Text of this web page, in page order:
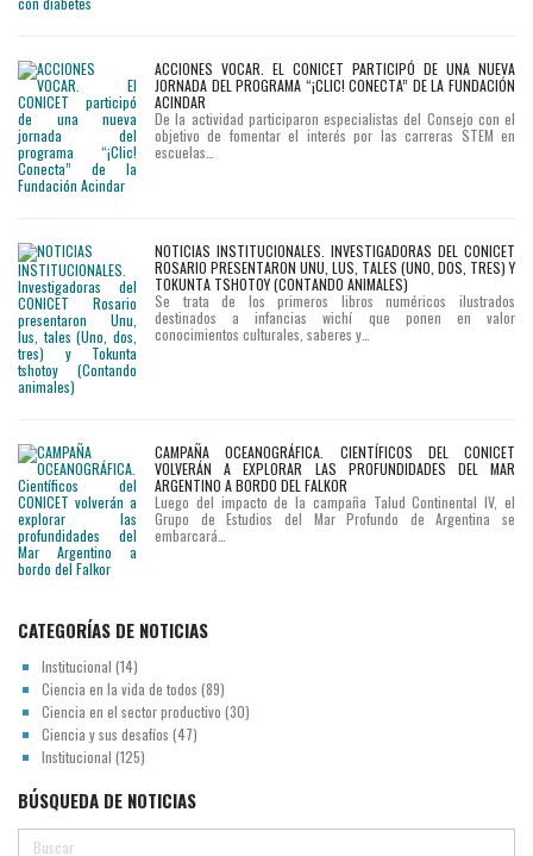
ACCIONES VOCAR. EL CONICET PARTICIPÓ DE UNA NUEVA
JORNADA DEL PROGRAMA “¡CLIC! CONECTA” DE LA FUNDACIÓN
ACINDAR
De la actividad participaron especialistas del Consejo con el
objetivo de fomentar el interés por las carreras STEM en
escuelas…
NOTICIAS INSTITUCIONALES. INVESTIGADORAS DEL CONICET
ROSARIO PRESENTARON UNU, LUS, TALES (UNO, DOS, TRES) Y
TOKUNTA TSHOTOY (CONTANDO ANIMALES)
Se trata de los primeros libros numéricos ilustrados
destinados a infancias wichí que ponen en valor
conocimientos culturales, saberes y…
CAMPAÑA OCEANOGRÁFICA. CIENTÍFICOS DEL CONICET
VOLVERÁN A EXPLORAR LAS PROFUNDIDADES DEL MAR
ARGENTINO A BORDO DEL FALKOR
Luego del impacto de la campaña Talud Continental IV, el
Grupo de Estudios del Mar Profundo de Argentina se
embarcará…
CATEGORÍAS DE NOTICIAS
Institucional (14)
Ciencia en la vida de todos (89)
Ciencia en el sector productivo (30)
Ciencia y sus desafíos (47)
Institucional (125)
BÚSQUEDA DE NOTICIAS